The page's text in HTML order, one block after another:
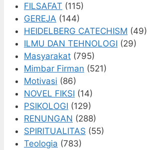
FILSAFAT (115)
GEREJA (144)
HEIDELBERG CATECHISM (49)
ILMU DAN TEHNOLOGI (29)
Masyarakat (795)
Mimbar Firman (521)
Motivasi (86)
NOVEL FIKSI (14)
PSIKOLOGI (129)
RENUNGAN (288)
SPIRITUALITAS (55)
Teologia (783)